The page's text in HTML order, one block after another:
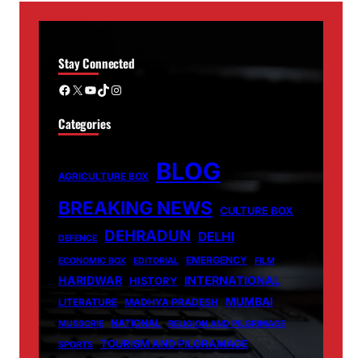
Stay Connected
Facebook X YouTube TikTok Instagram
Categories
AGRICULTURE BOX BLOG
BREAKING NEWS CULTURE BOX
DEFENCE DEHRADUN DELHI
ECONOMIC BOX EDITORIAL EMERGENCY FILM
HARIDWAR HISTORY INTERNATIONAL
LITERATURE MADHYA PRADESH MUMBAI
MUSSORIE NATIONAL
RELIGION AND PILGRIMAGE
SPORTS
TOURISM AND PILGRAMAGE